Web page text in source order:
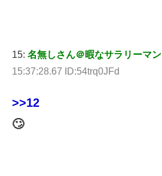
15: 名無しさん＠暇なサラリーマン
15:37:28.67 ID:54trq0JFd
>>12
🙄